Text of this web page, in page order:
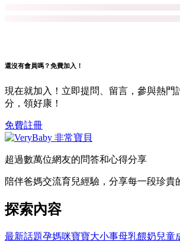
還沒有會員嗎？免費加入！
現在就加入！立即提問、留言，參與熱門
分，領好康！
免費註冊
超過數萬位網友的問答和心得分享
陪伴爸媽交流育兒經驗，分享每一段珍貴
探索內容
最新話題孕媽咪寶寶大小事母乳餵奶兒童